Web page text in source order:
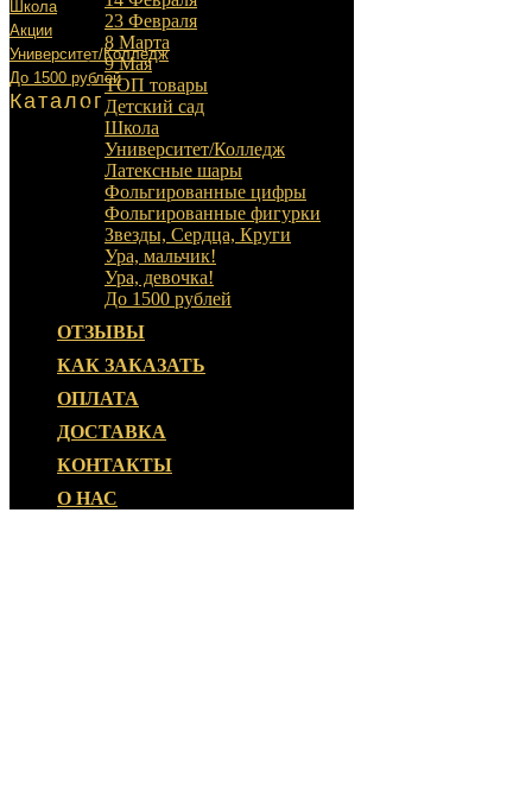
Школа
Акции
Университет/Колледж
До 1500 рублей
Каталог
23 Февраля
8 Марта
9 Мая
ТОП товары
Детский сад
Школа
Университет/Колледж
Латексные шары
Фольгированные цифры
Фольгированные фигурки
Звезды, Сердца, Круги
Ура, мальчик!
Ура, девочка!
До 1500 рублей
ОТЗЫВЫ
КАК ЗАКАЗАТЬ
ОПЛАТА
ДОСТАВКА
КОНТАКТЫ
О НАС